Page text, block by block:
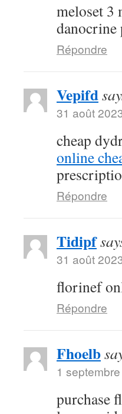
meloset 3
danocrine
Répondre
Vepifd
31 août
cheap
online
Répondre
Tidipf
31 août
florinef
Répondre
Fhoelb
1
purchase